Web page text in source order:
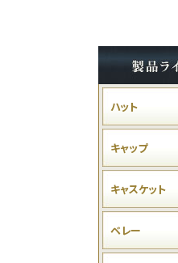
ハット
キャップ
キャスケット
ベレー